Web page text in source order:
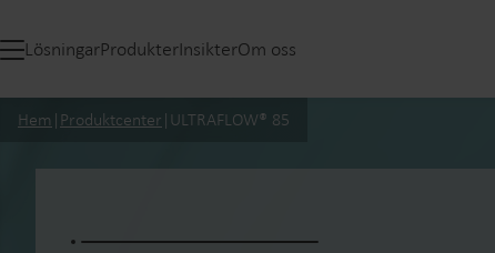
LösningarProdukterInsikterOm oss
Hem | Produktcenter | ULTRAFLOW® 85